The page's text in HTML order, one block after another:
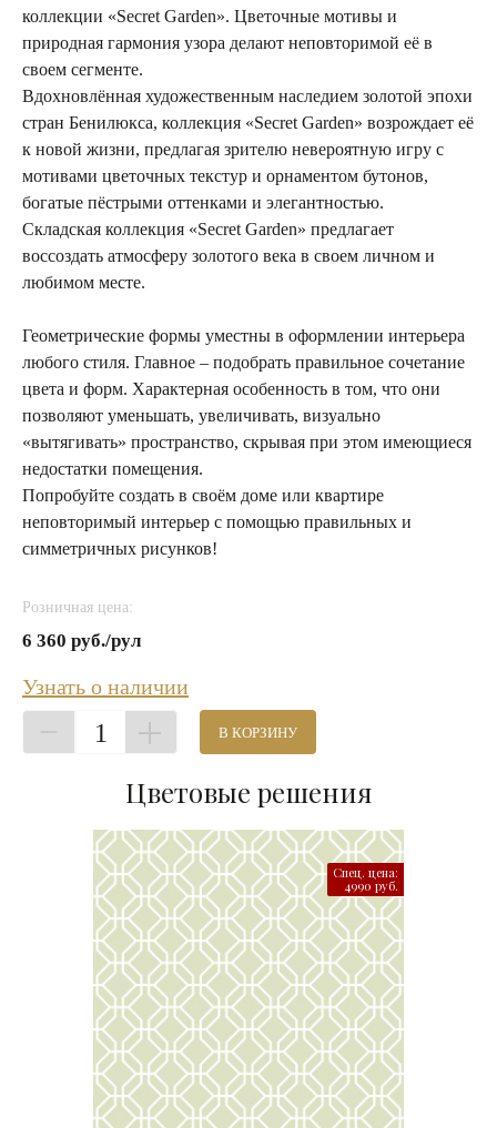
коллекции «Secret Garden». Цветочные мотивы и
природная гармония узора делают неповторимой её в
своем сегменте.
Вдохновлённая художественным наследием золотой эпохи
стран Бенилюкса, коллекция «Secret Garden» возрождает её
к новой жизни, предлагая зрителю невероятную игру с
мотивами цветочных текстур и орнаментом бутонов,
богатые пёстрыми оттенками и элегантностью.
Складская коллекция «Secret Garden» предлагает
воссоздать атмосферу золотого века в своем личном и
любимом месте.
Геометрические формы уместны в оформлении интерьера
любого стиля. Главное – подобрать правильное сочетание
цвета и форм. Характерная особенность в том, что они
позволяют уменьшать, увеличивать, визуально
«вытягивать» пространство, скрывая при этом имеющиеся
недостатки помещения.
Попробуйте создать в своём доме или квартире
неповторимый интерьер с помощью правильных и
симметричных рисунков!
Розничная цена:
6 360 руб./рул
Узнать о наличии
1 В КОРЗИНУ
Цветовые решения
Спец. цена:
4990 руб.